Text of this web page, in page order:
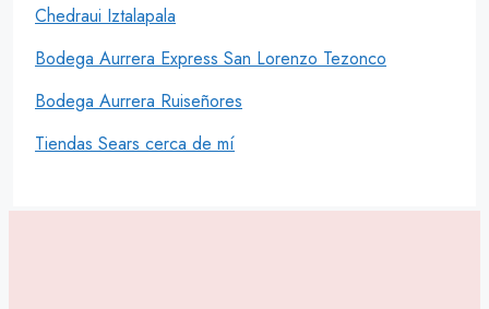
Chedraui Iztalapala
Bodega Aurrera Express San Lorenzo Tezonco
Bodega Aurrera Ruiseñores
Tiendas Sears cerca de mí